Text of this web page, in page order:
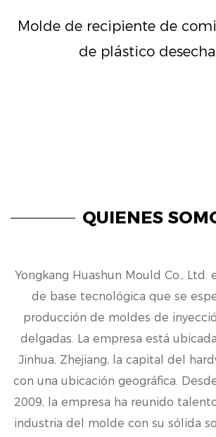
Molde de recipiente de
de plástico
QUIENES
Yongkang Huashun Mould Co., Ltd.
de base tecnológica que se
producción de moldes de
delgadas. La empresa está
Jinhua, Zhejiang, la capital del
con una ubicación geográfica.
2009, la empresa ha reunido
industria del molde con su sólida